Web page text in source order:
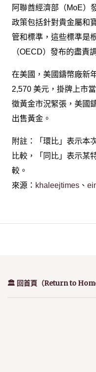
阿聯酋經濟部（MoE）
政策包括針對貴金屬和
管和標準，這些標準是
（OECD）發布的盡責
在美國，美國鑄幣廠新
2,570 美元，掛牌上市
徵黃金市況緊張，美國
出售黃金。
附註：「環比」表示本
比較，「同比」表示某
較。
來源： khaleejtimes 、
🏛️ 回首頁（Return to